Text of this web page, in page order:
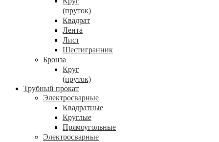
(пруток)
Квадрат
Лента
Лист
Шестигранник
Бронза
Круг
(пруток)
Трубный прокат
Электросварные
Квадратные
Круглые
Прямоугольные
Электросварные